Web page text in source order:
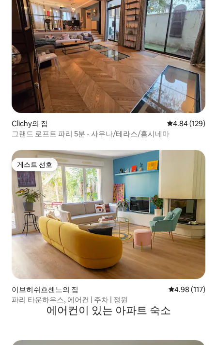
Clichy의 집 평점 4.84점(5
4.84 (129)
그랜드 로프트 파리 5분 - 사우나/테라스/홈시네마
게스트 선호
게스트 선호
이브히쉬흐센느의 집 평점 4.98점(5
4.98 (117)
파리 타운하우스, 에어컨 | 주차 | 정원
에어컨이 있는 아파트 숙소